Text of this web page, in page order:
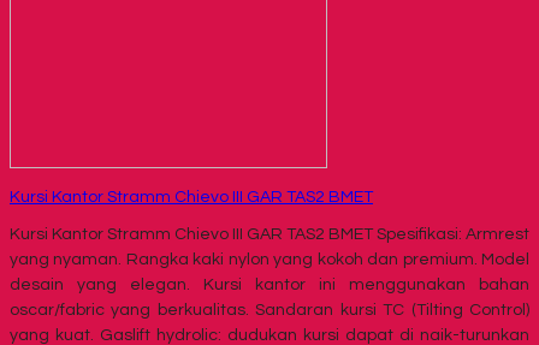
Kursi Kantor Stramm Chievo III GAR TAS2 BMET
Kursi Kantor Stramm Chievo III GAR TAS2 BMET Spesifikasi: Armrest
yang nyaman. Rangka kaki nylon yang kokoh dan premium. Model
desain yang elegan. Kursi kantor ini menggunakan bahan
oscar/fabric yang berkualitas. Sandaran kursi TC (Tilting Control)
yang kuat. Gaslift hydrolic: dudukan kursi dapat di naik-turunkan